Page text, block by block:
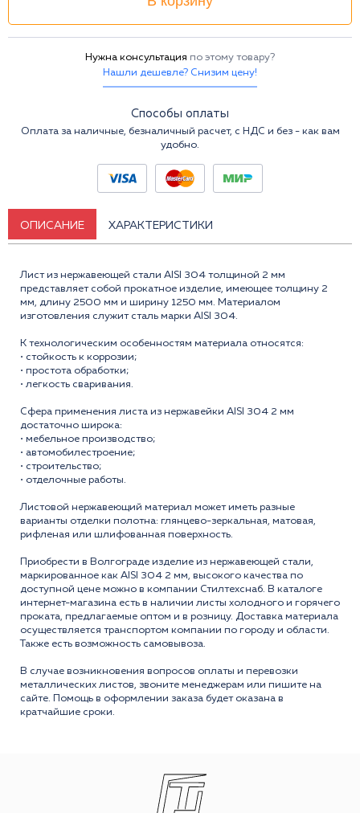
Нужна консультация по этому товару?
Нашли дешевле? Снизим цену!
Способы оплаты
Оплата за наличные, безналичный расчет, с НДС и без - как вам
удобно.
ОПИСАНИЕ ХАРАКТЕРИСТИКИ
Лист из нержавеющей стали AISI 304 толщиной 2 мм
представляет собой прокатное изделие, имеющее толщину 2
мм, длину 2500 мм и ширину 1250 мм. Материалом
изготовления служит сталь марки AISI 304.
К технологическим особенностям материала относятся:
• стойкость к коррозии;
• простота обработки;
• легкость сваривания.
Сфера применения листа из нержавейки AISI 304 2 мм
достаточно широка:
• мебельное производство;
• автомобилестроение;
• строительство;
• отделочные работы.
Листовой нержавеющий материал может иметь разные
варианты отделки полотна: глянцево-зеркальная, матовая,
рифленая или шлифованная поверхность.
Приобрести в Волгограде изделие из нержавеющей стали,
маркированное как AISI 304 2 мм, высокого качества по
доступной цене можно в компании Стилтехснаб. В каталоге
интернет-магазина есть в наличии листы холодного и горячего
проката, предлагаемые оптом и в розницу. Доставка материала
осуществляется транспортом компании по городу и области.
Также есть возможность самовывоза.
В случае возникновения вопросов оплаты и перевозки
металлических листов, звоните менеджерам или пишите на
сайте. Помощь в оформлении заказа будет оказана в
кратчайшие сроки.